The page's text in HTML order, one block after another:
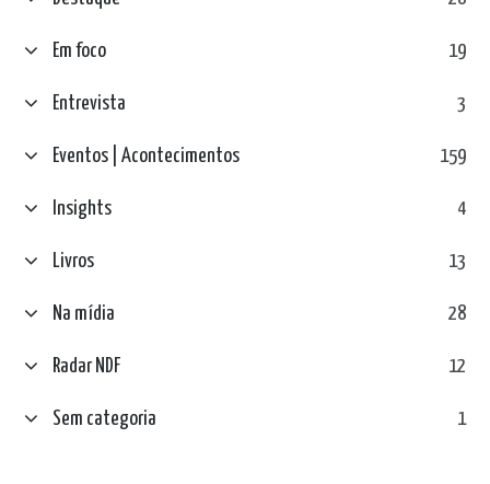
Em foco 19
Entrevista 3
Eventos | Acontecimentos 159
Insights 4
Livros 13
Na mídia 28
Radar NDF 12
Sem categoria 1